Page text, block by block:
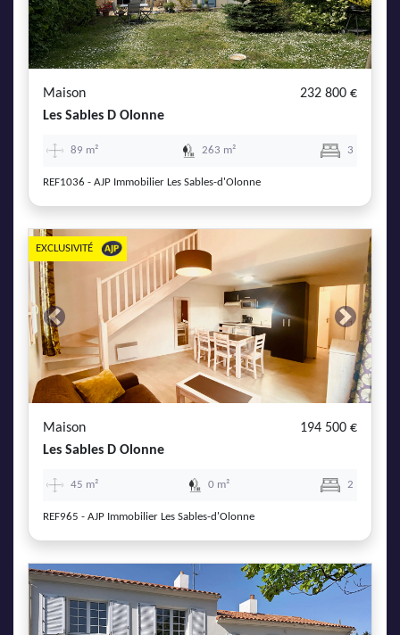
Maison
232 800 €
Les Sables D Olonne
89 m² 263 m² 3
REF1036 - AJP Immobilier Les Sables-d'Olonne
Previous Next
EXCLUSIVITÉ
Maison
194 500 €
Les Sables D Olonne
45 m² 0 m² 2
REF965 - AJP Immobilier Les Sables-d'Olonne